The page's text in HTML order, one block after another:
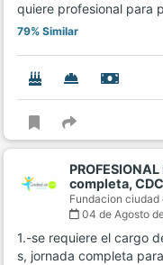
quiere profesional para
79% Similar
completa,
Fundacion ciudad
04 de Agosto
1.-se requiere el cargo
s, jornada completa